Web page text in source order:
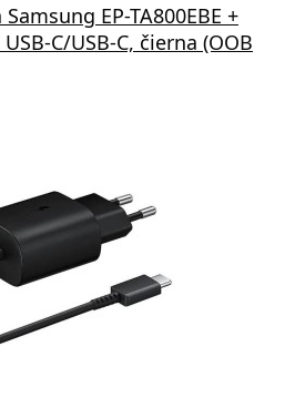
EP-TA800EBE +
C/USB-C, čierna (OOB